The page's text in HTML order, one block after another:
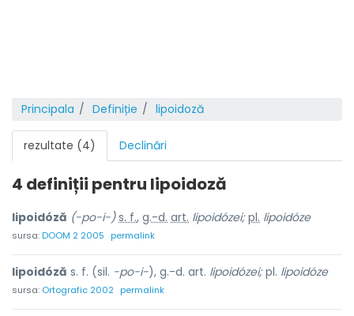
Principala Definiție lipoidoză
rezultate (4) Declinări
4 definiții pentru lipoidoză
lipoidóză (-po-i-) s. f., g.-d. art. lipoidózei; pl. lipoidóze
sursa:DOOM 2 2005 permalink
lipoidóză s. f. (sil. -po-i-), g.-d. art. lipoidózei;pl. lipoidóze
sursa: Ortografic 2002 permalink